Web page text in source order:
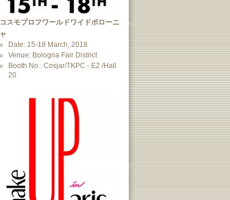
コスモプロフワールドワイドボローニ
ャ
Date: 15-18 March, 2018
Venue: Bologna Fair District
Booth No.: Cosjar/TKPC - E2 /Hall
20